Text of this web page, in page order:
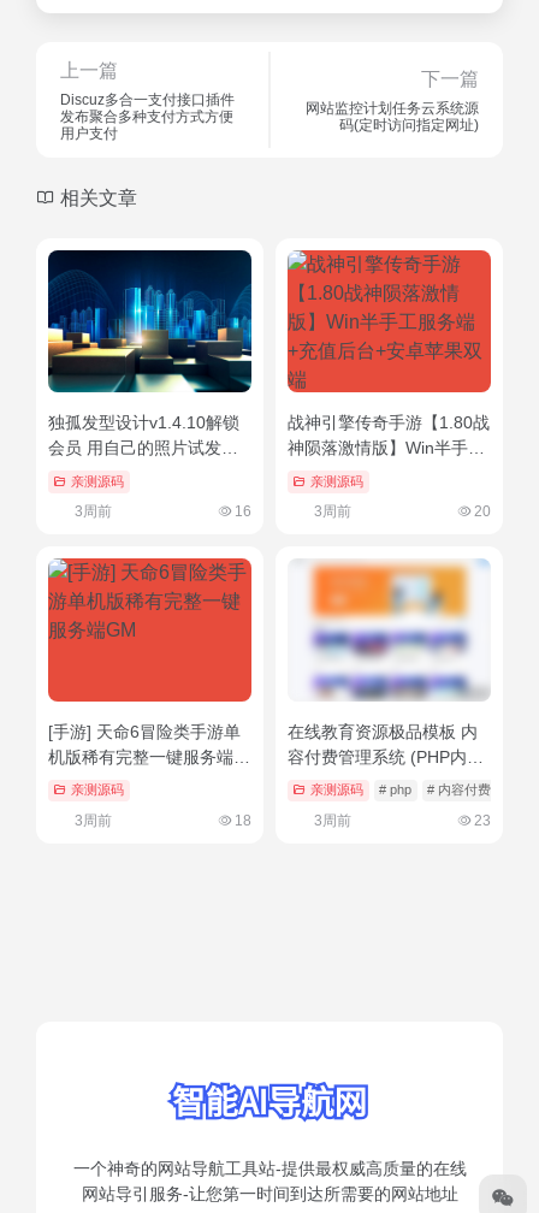
上一篇
Discuz多合一支付接口插件
发布聚合多种支付方式方便
用户支付
下一篇
网站监控计划任务云系统源
码(定时访问指定网址)
相关文章
独孤发型设计v1.4.10解锁
会员 用自己的照片试发型
APP亲测源码
3周前 16
战神引擎传奇手游【1.80战
神陨落激情版】Win半手工
服务端+充值后台+安卓苹
亲测源码
3周前 20
[手游] 天命6冒险类手游单
机版稀有完整一键服务端
GM亲测源码
3周前 18
在线教育资源极品模板 内
容付费管理系统 (PHP内容
知识付费系统)支持多种付
亲测源码 # php # 内容付费
3周前 23
一个神奇的网站导航工具站-提供最权威高质量的在线
网站导引服务-让您第一时间到达所需要的网站地址